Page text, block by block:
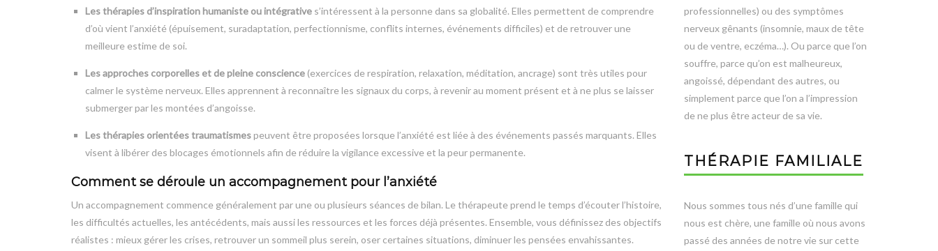
Les thérapies d’inspiration humaniste ou intégrative s’intéressent à la personne dans sa globalité. Elles permettent de comprendre
d’où vient l’anxiété (épuisement, suradaptation, perfectionnisme, conflits internes, événements difficiles) et de retrouver une
meilleure estime de soi.
Les approches corporelles et de pleine conscience (exercices de respiration, relaxation, méditation, ancrage) sont très utiles pour
calmer le système nerveux. Elles apprennent à reconnaître les signaux du corps, à revenir au moment présent et à ne plus se laisser
submerger par les montées d’angoisse.
Les thérapies orientées traumatismespeuvent être proposées lorsque l’anxiété est liée à des événements passés marquants. Elles
visent à libérer des blocages émotionnels afin de réduire la vigilance excessive et la peur permanente.
Comment se déroule un accompagnement pour l’anxiété
Un accompagnement commence généralement par une ou plusieurs séances de bilan. Le thérapeute prend le temps d’écouter l’histoire,
les difficultés actuelles, les antécédents, mais aussi les ressources et les forces déjà présentes. Ensemble, vous définissez des objectifs
réalistes : mieux gérer les crises, retrouver un sommeil plus serein, oser certaines situations, diminuer les pensées envahissantes.
professionnelles) ou des symptômes
nerveux gênants (insomnie, maux de tête
ou de ventre, eczéma…). Ou parce que l’on
souffre, parce qu’on est malheureux,
angoissé, dépendant des autres, ou
simplement parce que l’on a l’impression
de ne plus être acteur de sa vie.
THÉRAPIE FAMILIALE
Nous sommes tous nés d’une famille qui
nous est chère, une famille où nous avons
passé des années de notre vie sur cette